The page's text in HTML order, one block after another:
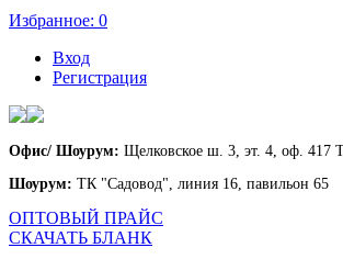
Избранное: 0
Вход
Регистрация
Офис/ Шоурум: Щелковское ш. 3, эт. 4, оф. 417
Шоурум: ТК "Садовод", линия 16, павильон 65
ОПТОВЫЙ ПРАЙС
СКАЧАТЬ БЛАНК